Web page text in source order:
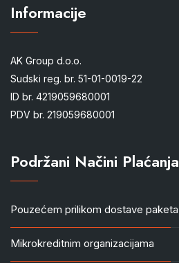
Informacije
AK Group d.o.o.
Sudski reg. br. 51-01-0019-22
ID br. 4219059680001
PDV br. 219059680001
Podržani Načini Plaćanja
Pouzećem prilikom dostave paketa
Mikrokreditnim organizacijama